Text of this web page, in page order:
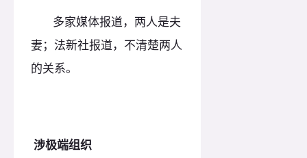
多家媒体报道，两人是夫
妻；法新社报道，不清楚两人
的关系。
涉极端组织